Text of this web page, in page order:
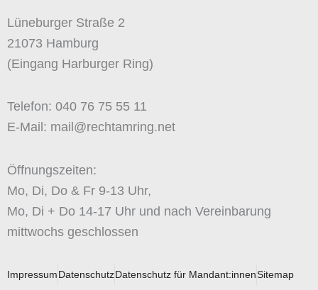
Lüneburger Straße 2
21073 Hamburg
(Eingang Harburger Ring)
Telefon: 040 76 75 55 11
E-Mail: mail@rechtamring.net
Öffnungszeiten:
Mo, Di, Do & Fr 9-13 Uhr,
Mo, Di + Do 14-17 Uhr und nach Vereinbarung
mittwochs geschlossen
ImpressumDatenschutzDatenschutz für Mandant:innenSitemap